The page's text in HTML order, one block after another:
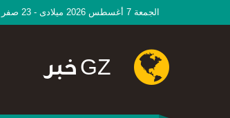
الجمعة 7 أغسطس 2026 ميلادى - 23 صفر 1448 هجرى
GZ خبر